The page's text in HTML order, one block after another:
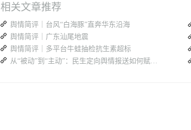
相关文章推荐
舆情简评｜台风“白海豚”直奔华东沿海
舆情简评｜广东汕尾地震
舆情简评｜多平台牛蛙抽检抗生素超标
从“被动”到“主动”：民生定向舆情报送如何赋能基层治理？